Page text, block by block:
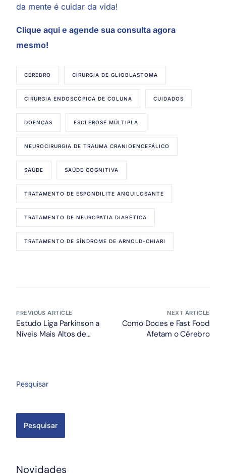
da mente é cuidar da vida!
Clique aqui e agende sua consulta agora
mesmo!
CÉREBRO CIRURGIA DE GLIOBLASTOMA
CIRURGIA ENDOSCÓPICA DE COLUNA CUIDADOS
DOENÇAS ESCLEROSE MÚLTIPLA
NEUROCIRURGIA DE TRAUMA CRANIOENCEFÁLICO
SAÚDE SAÚDE COGNITIVA
TRATAMENTO DE ESPONDILITE ANQUILOSANTE
TRATAMENTO DE NEUROPATIA DIABÉTICA
TRATAMENTO DE SÍNDROME DE ARNOLD-CHIARI
PREVIOUS ARTICLE
Estudo Liga Parkinson a
Níveis Mais Altos de
NEXT ARTICLE
Como Doces e Fast Food
Afetam o Cérebro
Pesquisar
Pesquisar
Novidades